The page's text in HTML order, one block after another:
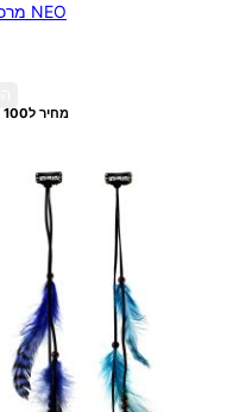
NEO מרכך קרטין ללא מלח
מחיר ל100 מיליליטר – 2.48 ש"ח